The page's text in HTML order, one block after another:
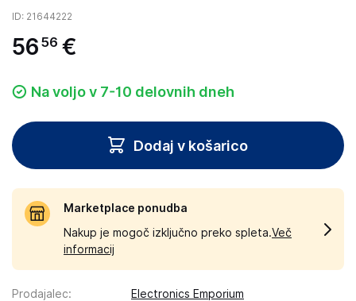
ID: 21644222
56 56 €
Na voljo v 7-10 delovnih dneh
Dodaj v košarico
Marketplace ponudba
Nakup je mogoč izključno preko spleta.Več
informacij
Prodajalec:
Electronics Emporium